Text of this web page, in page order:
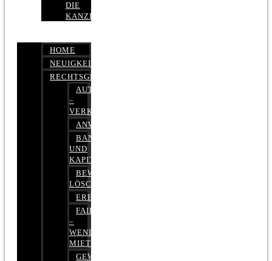
DIE
KANZLEI
HOME
NEUIGKEITEN
RECHTSGEBIETE
AUTOBETRUG
–
VERKEHRSRECHT
ANWALTSHAFTUNGSRECHT
BANK-
UND
KAPITALMARKTRECHT
BEWERTUNGEN
LÖSCHEN
ERBRECHT
FAIRMIETEN
–
WENIGER
MIETE
GEWERBERECHT